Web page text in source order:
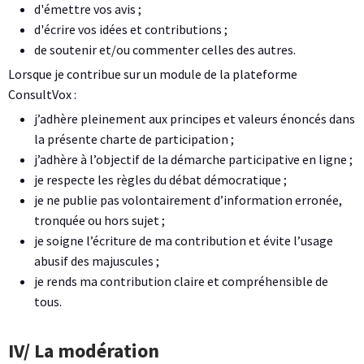
d'émettre vos avis ;
d'écrire vos idées et contributions ;
de soutenir et/ou commenter celles des autres.
Lorsque je contribue sur un module de la plateforme
ConsultVox :
j’adhère pleinement aux principes et valeurs énoncés dans
la présente charte de participation ;
j’adhère à l’objectif de la démarche participative en ligne ;
je respecte les règles du débat démocratique ;
je ne publie pas volontairement d’information erronée,
tronquée ou hors sujet ;
je soigne l’écriture de ma contribution et évite l’usage
abusif des majuscules ;
je rends ma contribution claire et compréhensible de
tous.
IV/ La modération